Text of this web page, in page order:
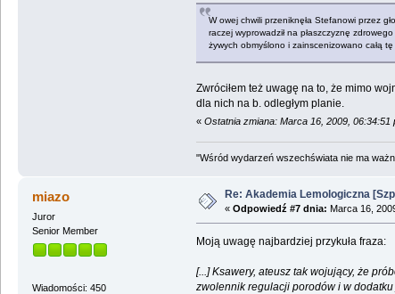
W owej chwili przeniknęła Stefanowi przez
raczej wyprowadził na płaszczyznę
żywych obmyślono i zainscenizowano całą tę
Zwróciłem też uwagę na to, że mimo
dla nich na b. odległym planie.
« Ostatnia zmiana: Marca 16, 2009, 06:34:51
"Wśród wydarzeń wszechświata nie ma
miazo
Juror
Senior Member
Wiadomości: 450
Re: Akademia Lemologiczna
« Odpowiedź #7 dnia: Marca 16,
Moją uwagę najbardziej przykuła fraza:
[...] Ksawery, ateusz tak wojujący, że
zwolennik regulacji porodów i w